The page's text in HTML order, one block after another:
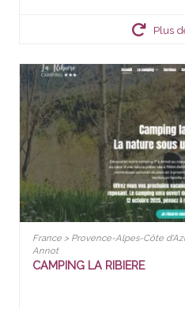
Plus
France > Provence-Alpes-Côte
Annot
CAMPING LA RIBIERE